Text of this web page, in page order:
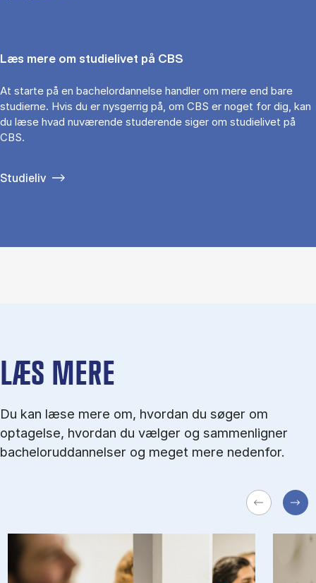
Læs mere om studielivet på CBS
At starte på en bachelordannelse handler om mere end bare
studierne. Hvis du er nysgerrig på, om CBS er noget for dig, kan
du læse hvad nuværende studerende siger om studielivet på
CBS.
Studieliv
LÆS MERE
Du kan læse mere om, hvordan du søger om
optagelse, hvordan du vælger og sammenligner
bacheloruddannelser og meget mere nedenfor.